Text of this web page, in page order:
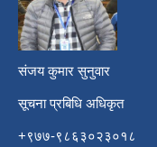
संजय कुमार सुनुवार
सूचना प्रबिधि अधिकृत
+९७७-९८६३०२३०१८